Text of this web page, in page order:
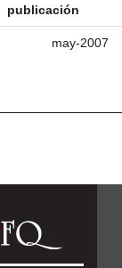
publicación
may-2007